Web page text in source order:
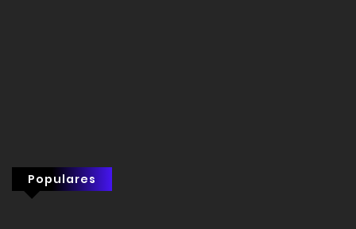
Populares